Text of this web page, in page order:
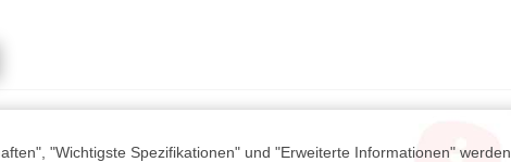
"Wichtigste Spezifikationen" und "Erweiterte Informationen" werden